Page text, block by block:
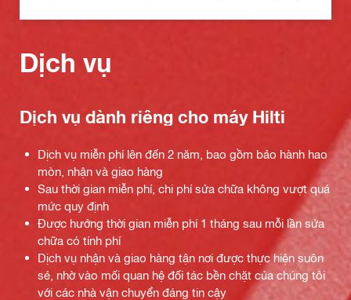
Dịch vụ
Dịch vụ dành riêng cho máy Hilti
Dịch vụ miễn phí lên đến 2 năm, bao gồm bảo hành hao
mòn, nhận và giao hàng
Sau thời gian miễn phí, chi phí sửa chữa không vượt quá
mức quy định
Được hưởng thời gian miễn phí 1 tháng sau mỗi lần sửa
chữa có tính phí
Dịch vụ nhận và giao hàng tận nơi được thực hiện suôn
sẻ, nhờ vào mối quan hệ đối tác bền chặt của chúng tôi
với các nhà vận chuyển đáng tin cậy